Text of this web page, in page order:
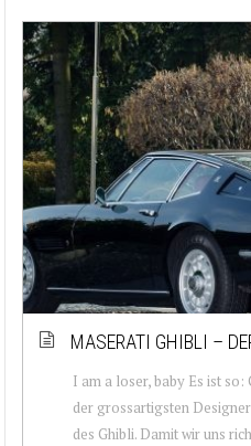
MASERATI GHIBLI –
I am a loser, baby Es ist
der grossartigsten
des Ghibli. Damit wir uns